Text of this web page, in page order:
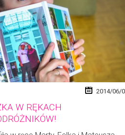
2014/06/
W RĘKACH